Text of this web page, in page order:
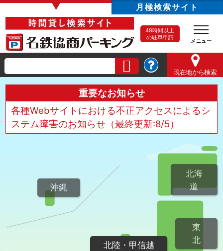
▼ 月極検索サイト
48時間以上
の駐車申請
現在地から検索
重要なお知らせ
各種Webサイトにおける不正アクセスによるシ
ステム障害のお知らせ（最終更新:8/5）
北海
道
東
北
北陸・甲信越
沖縄